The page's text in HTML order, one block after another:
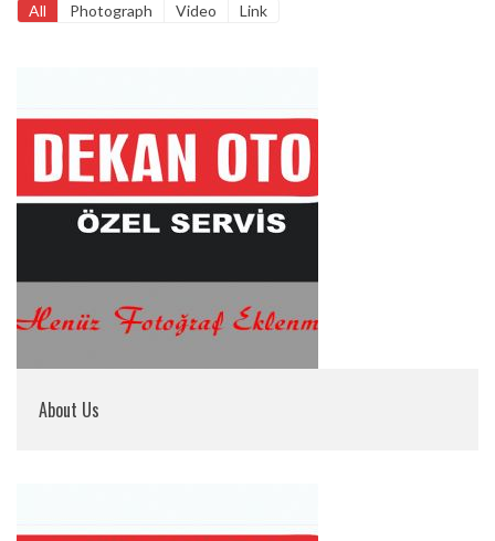
All Photograph Video Link
About Us